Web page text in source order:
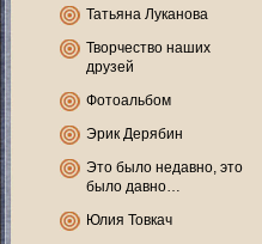
Татьяна Луканова
Творчество наших
друзей
Фотоальбом
Эрик Дерябин
Это было недавно, это
было давно…
Юлия Товкач